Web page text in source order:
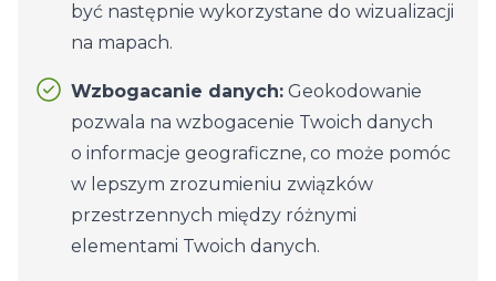
być następnie wykorzystane do wizualizacji
na mapach.
Wzbogacanie danych: Geokodowanie
pozwala na wzbogacenie Twoich danych
o informacje geograficzne, co może pomóc
w lepszym zrozumieniu związków
przestrzennych między różnymi
elementami Twoich danych.